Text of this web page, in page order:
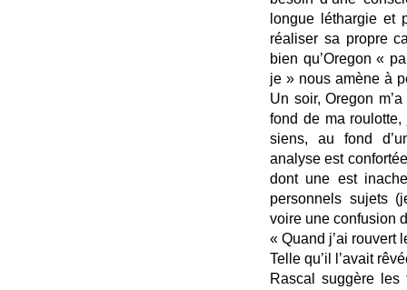
longue léthargie et
réaliser sa propre
bien qu’Oregon «
je » nous amène à
Un soir, Oregon
fond de ma
siens, au fond
analyse est
dont une est
personnels sujets
voire une confusion
« Quand j’ai rouvert
Telle qu’il l’avait
Rascal suggère les